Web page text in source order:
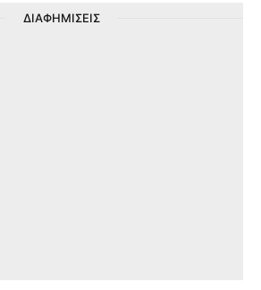
ΔΙΑΦΗΜΙΣΕΙΣ